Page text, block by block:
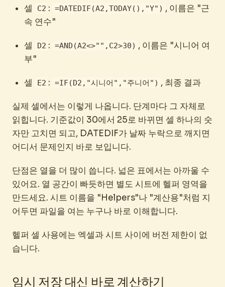
셀 C2 : =DATEDIF(A2,TODAY(),"Y") , 이름은 "근
속 연수"
셀 D2 : =AND(A2<>"",C2>30) , 이름은 "시니어 여
부"
셀 E2 : =IF(D2,"시니어","주니어") , 최종 결과
실제 셀에서는 이렇게 나옵니다. 단계마다 그 자체로
읽힙니다. 기준값이 30에서 25로 바뀌면 셀 하나의 숫
자만 고치면 되고, DATEDIF가 날짜 누락으로 깨지면
어디서 문제인지 바로 보입니다.
단점은 열을 더 많이 씁니다. 넓은 표에서는 아까울 수
있어요. 열 공간이 빠듯하면 별도 시트에 헬퍼 영역을
만드세요. 시트 이름을 "Helpers"나 "계산용"처럼 지
어두면 파일을 여는 누구나 바로 이해합니다.
헬퍼 셀 사용에는 엑셀과 시트 사이에 버전 제한이 없
습니다.
임시 저장 대신 바로 계산하기